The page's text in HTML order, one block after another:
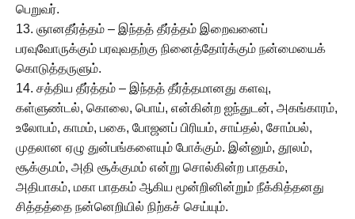
பெறுவர்.
13. ஞானதீர்த்தம் – இந்தத் தீர்த்தம் இறைவனைப்
பரவுவோருக்கும் பரவுவதற்கு நினைத்தோர்க்கும் நன்மையைக்
கொடுத்தருளும்.
14. சத்திய தீர்த்தம் – இந்தத் தீர்த்தமானது களவு,
கள்ளுண்டல், கொலை, பொய், என்கின்ற ஐந்துடன், அகங்காரம்,
உலோபம், காமம், பகை, போஜனப் பிரியம், சாய்தல், சோம்பல்,
முதலான ஏழு துன்பங்களையும் போக்கும். இன்னும், தூலம்,
சூக்குமம், அதி சூக்குமம் என்று சொல்கின்ற பாதகம்,
அதிபாகம், மகா பாதகம் ஆகிய மூன்றினின்றும் நீக்கித்தனது
சித்தத்தை நன்னெறியில் நிற்கச் செய்யும்.